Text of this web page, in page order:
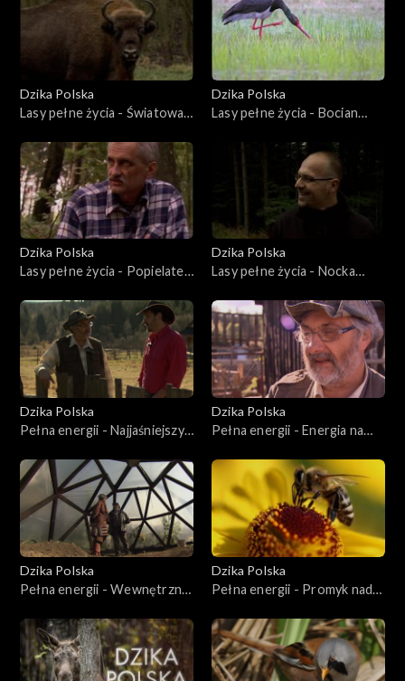
Dzika Polska
Lasy pełne życia - Światowa
Dzika Polska
Lasy pełne życia - Bocian
Dzika Polska
Lasy pełne życia - Popielate
Dzika Polska
Lasy pełne życia - Nocka
Dzika Polska
Pełna energii - Najjaśniejszy
Dzika Polska
Pełna energii - Energia na
Dzika Polska
Pełna energii - Wewnętrzny
Dzika Polska
Pełna energii - Promyk nad